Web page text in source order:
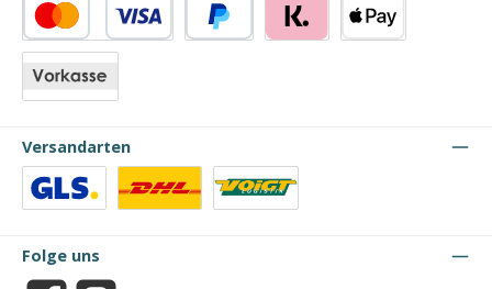
Kredit- oder Debitkarte
Versandarten
Folge uns